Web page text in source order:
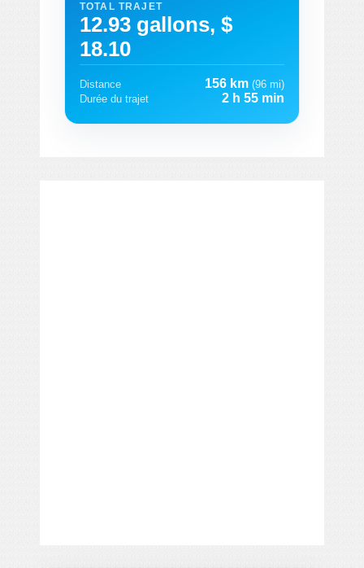
TOTAL TRAJET
12.93 gallons, $
18.10
Distance 156 km (96 mi)
Durée du trajet
2 h 55 min